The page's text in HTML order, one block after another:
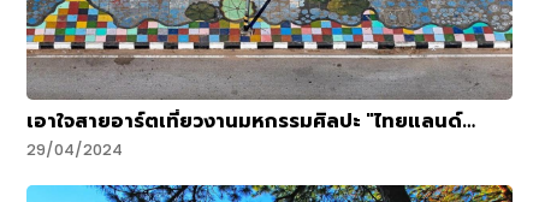
ก่อนจะลงทุนอะไรควรศึกษารายละเอียดให้ดี โดยเฉพาะพวกที่
ชอบโปรโมตโฆษณาเกินจริงว่า ลงทุนน้อยๆ ได้เงินเยอะๆ หาก
สงสัยว่าเข้าข่ายแชร์ลูกโซ่หรือไม่ก็ลองสอบถามไปที่ กรม
สอบสวนคดีพิเศษ หรือ DSI ผู้เขียน : กมลทิพย์ หิรัญประเสริฐ
สุข kamonthip.h@thairathonline.co.th แหล่งที่มาข่าว
ต้นฉบับไทยรัฐออนไลน์
เอาใจสายอาร์ตเที่ยวงานมหกรรมศิลปะ "ไทยแลนด์
เบียนนาเล่ เชียงราย 2023"
29/04/2024